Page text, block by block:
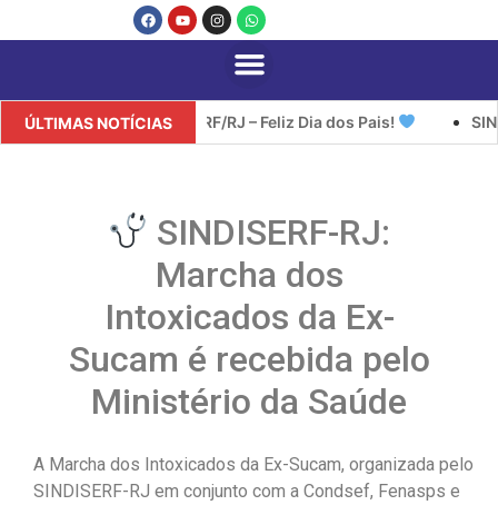
ÚLTIMAS NOTÍCIASSINDISERF/RJ – Feliz Dia dos Pais!
SINDISERF-RJ:
Marcha dos
Intoxicados da Ex-
Sucam é recebida pelo
Ministério da Saúde
A Marcha dos Intoxicados da Ex-Sucam, organizada pelo
SINDISERF-RJ em conjunto com a Condsef, Fenasps e